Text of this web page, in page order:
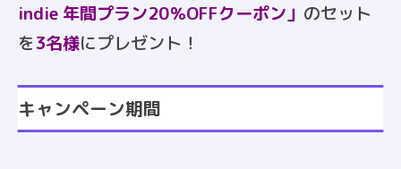
indie 年間プラン20％OFFクーポン」 のセット
を3名様にプレゼント！
キャンペーン期間